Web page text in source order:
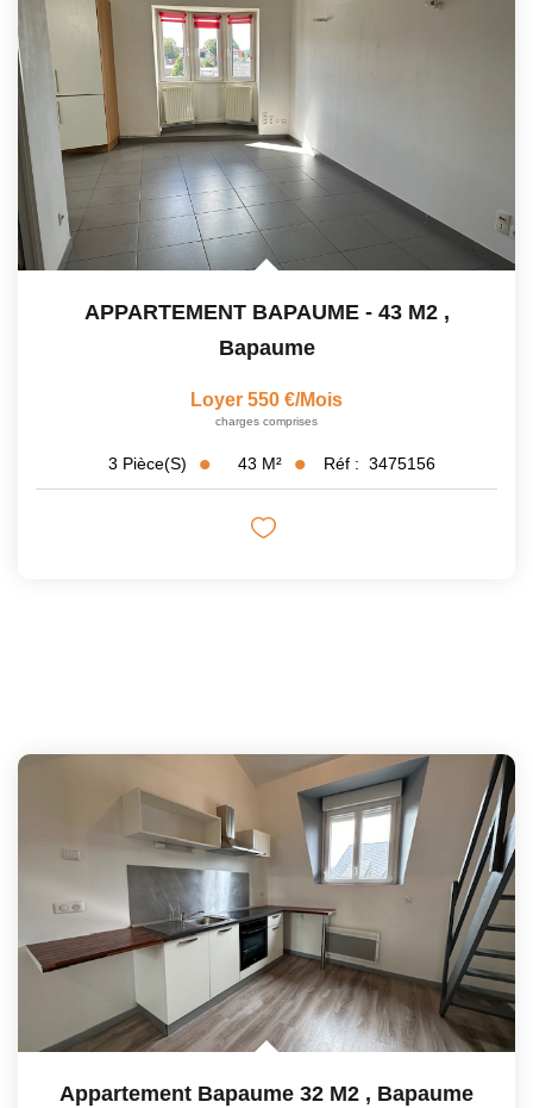
APPARTEMENT BAPAUME - 43 M2 ,
Bapaume
Loyer 550 €/mois
charges comprises
3 Pièce(s) 43 M² Réf : 3475156
Appartement Bapaume 32 M2 , Bapaume